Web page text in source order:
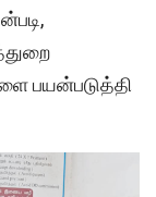
பயன்படுத்தி